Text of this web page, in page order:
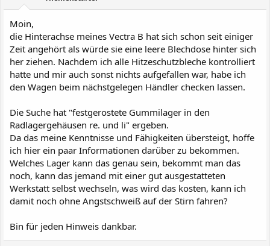
Moin,
die Hinterachse meines Vectra B hat sich schon seit einiger
Zeit angehört als würde sie eine leere Blechdose hinter sich
her ziehen. Nachdem ich alle Hitzeschutzbleche kontrolliert
hatte und mir auch sonst nichts aufgefallen war, habe ich
den Wagen beim nächstgelegen Händler checken lassen.
Die Suche hat "festgerostete Gummilager in den
Radlagergehäusen re. und li" ergeben.
Da das meine Kenntnisse und Fähigkeiten übersteigt, hoffe
ich hier ein paar Informationen darüber zu bekommen.
Welches Lager kann das genau sein, bekommt man das
noch, kann das jemand mit einer gut ausgestatteten
Werkstatt selbst wechseln, was wird das kosten, kann ich
damit noch ohne Angstschweiß auf der Stirn fahren?
Bin für jeden Hinweis dankbar.